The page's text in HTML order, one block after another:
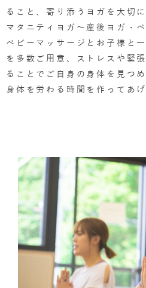
ること、寄り添うヨガを大切
マタニティヨガ～産後ヨガ・
ベビーマッサージとお子様と
を多数ご用意、ストレスや緊
ることでご自身の身体を見つ
身体を労わる時間を作ってあげ